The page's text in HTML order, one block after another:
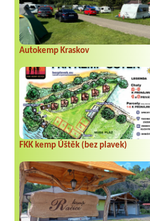
Autokemp Kraskov
FKK kemp Úštěk (bez plavek)